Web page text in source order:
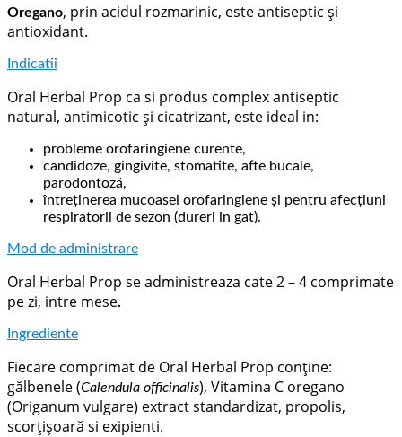
Oregano, prin acidul rozmarinic, este antiseptic şi
antioxidant.
Indicatii
Oral Herbal Prop ca si produs complex antiseptic
natural, antimicotic şi cicatrizant, este ideal in:
probleme orofaringiene curente,
candidoze, gingivite, stomatite, afte bucale,
parodontoză,
întreţinerea mucoasei orofaringiene şi pentru afecţiuni
respiratorii de sezon (dureri in gat).
Mod de administrare
Oral Herbal Prop se administreaza cate 2 – 4 comprimate
pe zi, intre mese.
Ingrediente
Fiecare comprimat de Oral Herbal Prop conține:
gălbenele (Calendula officinalis), Vitamina C oregano
(Origanum vulgare) extract standardizat, propolis,
scorţişoară si exipienti.